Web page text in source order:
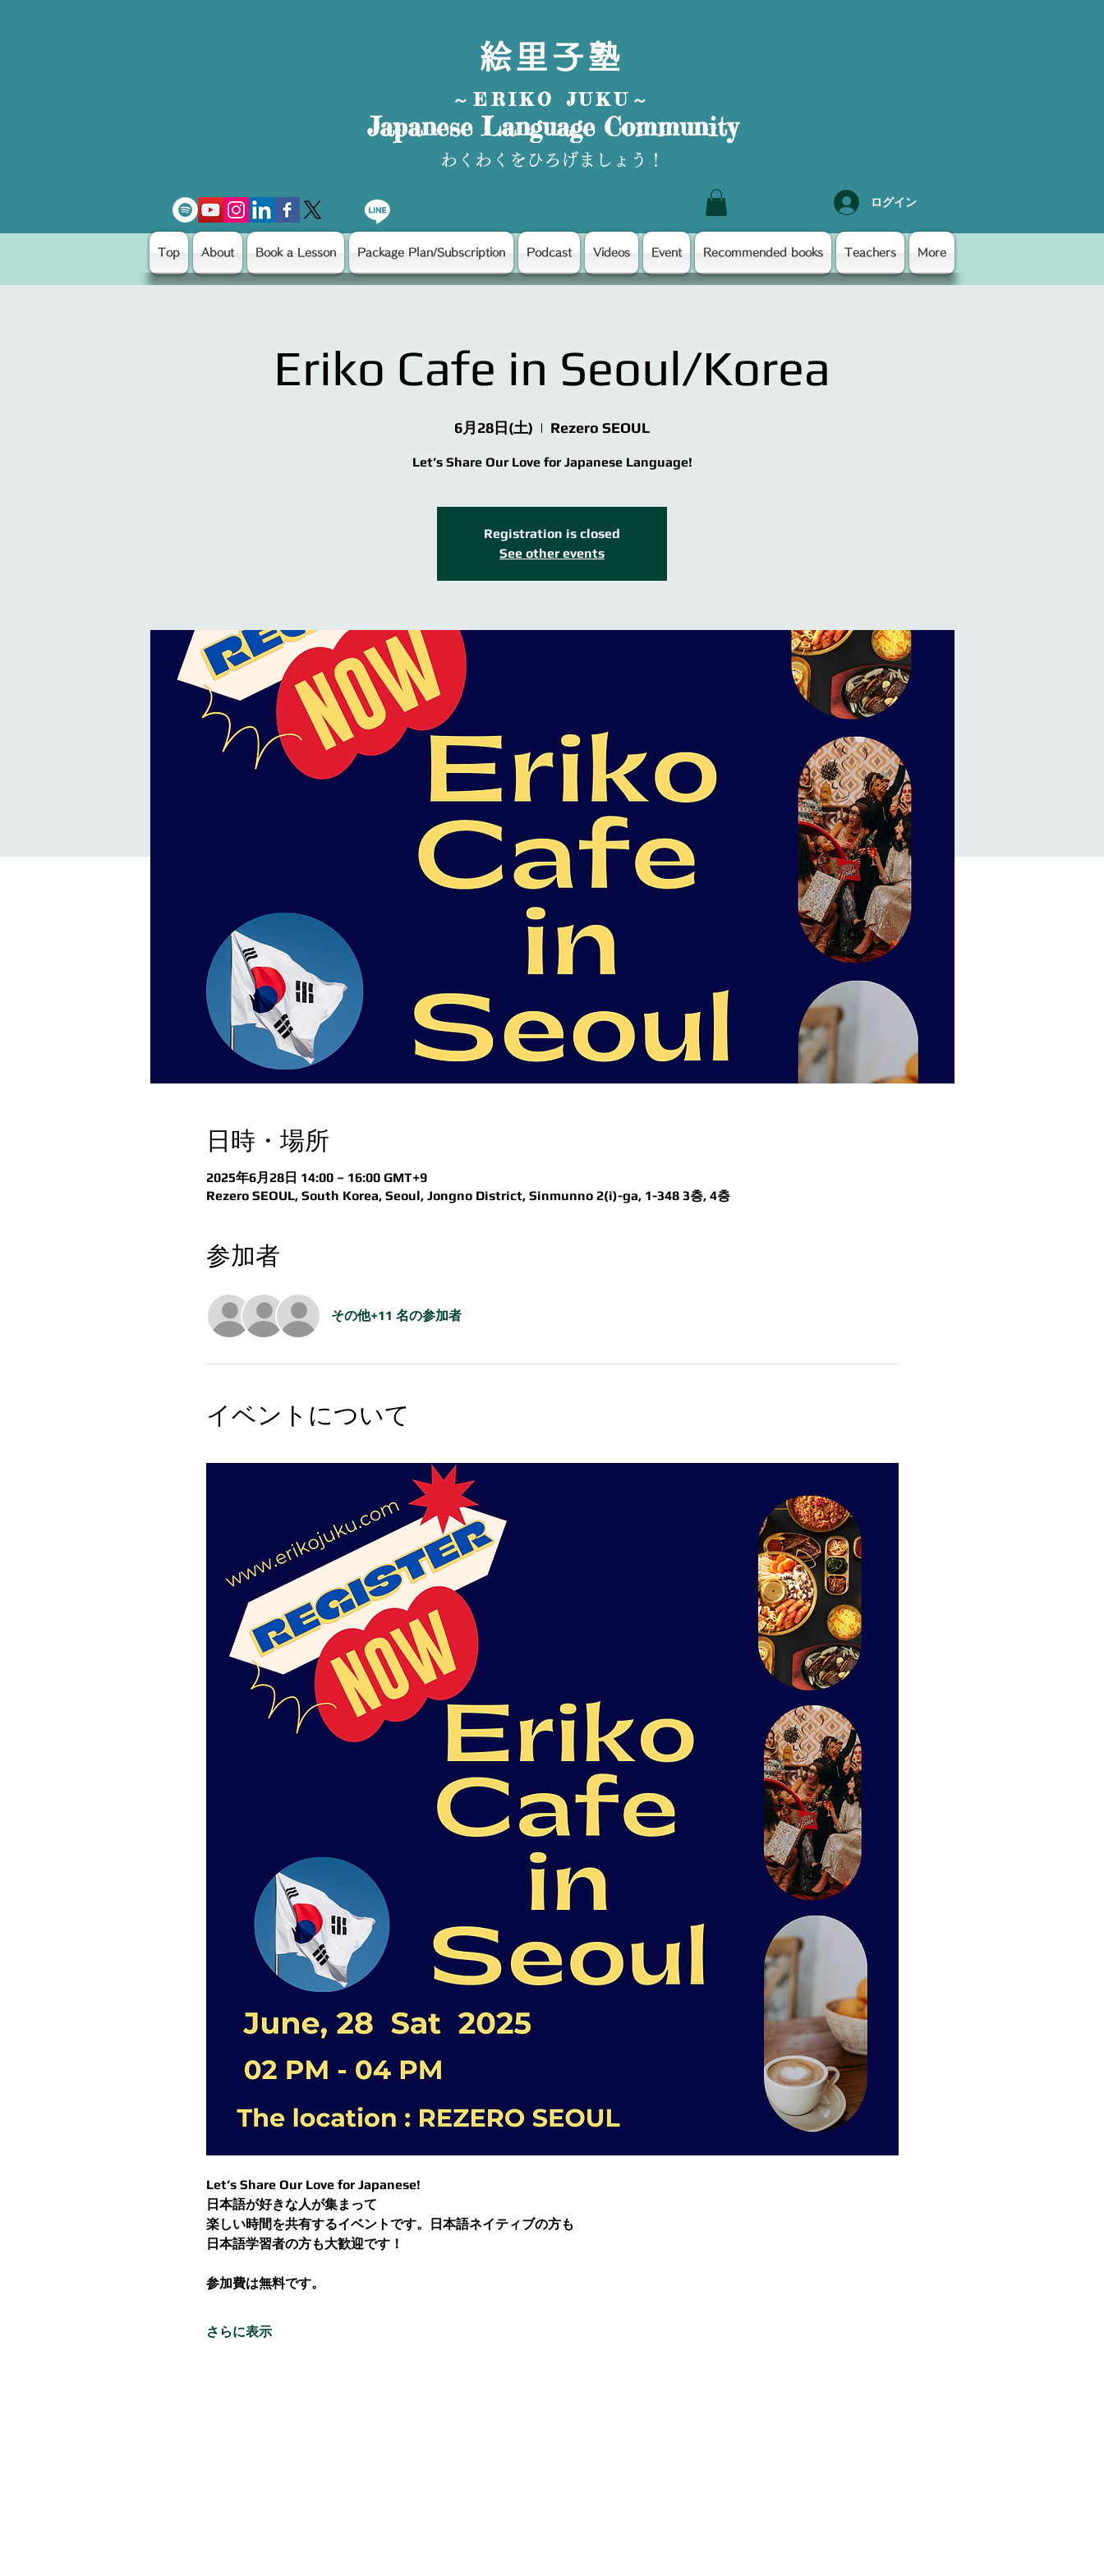
絵里子塾
～ERIKO JUKU～
Japanese Language Community
わくわくをひろげましょう！
ログイン
Top About Book a Lesson Package Plan/Subscription Podcast Videos Event Recommended books Teachers More
Eriko Cafe in Seoul/Korea
6月28日(土)
  |
Rezero SEOUL
Let’s Share Our Love for Japanese Language!
Registration is closed
See other events
日時・場所
2025年6月28日 14:00 – 16:00 GMT+9
Rezero SEOUL, South Korea, Seoul, Jongno District, Sinmunno 2(i)-ga, 1-348 3층, 4층
参加者
その他+11 名の参加者
イベントについて
Let’s Share Our Love for Japanese!
日本語が好きな人が集まって
楽しい時間を共有するイベントです。日本語ネイティブの方も
日本語学習者の方も大歓迎です！
参加費は無料です。
さらに表示